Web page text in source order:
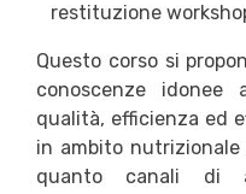
restituzione
Questo corso si
conoscenze idonee
qualità, efficienza ed
in ambito
quanto canali di